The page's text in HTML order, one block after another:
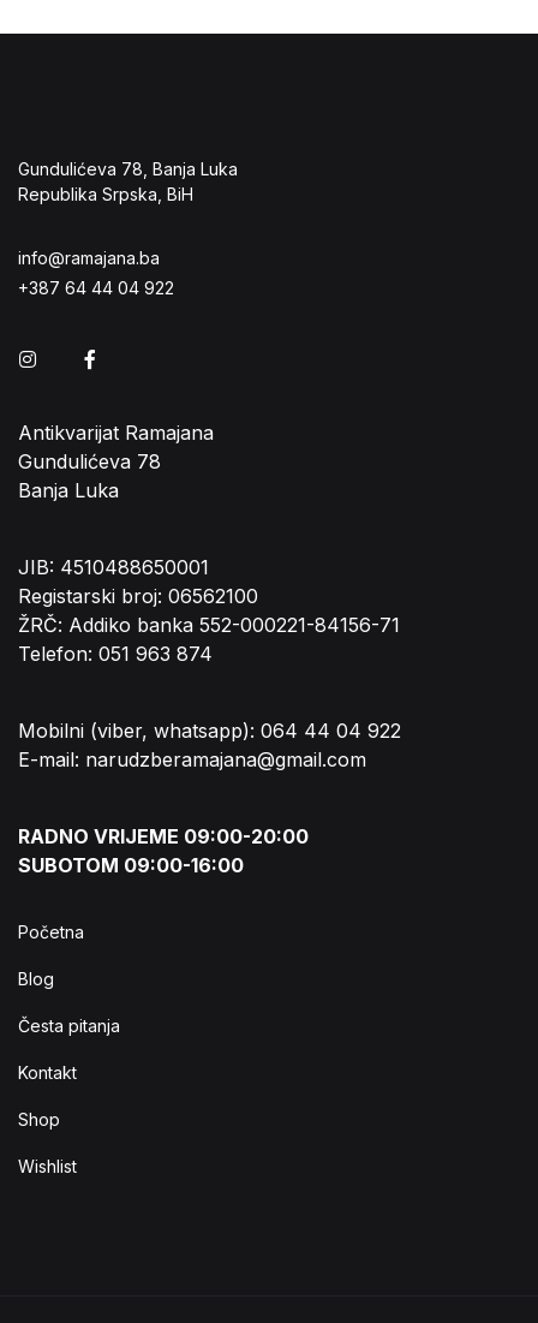
Gundulićeva 78, Banja Luka
Republika Srpska, BiH
info@ramajana.ba
+387 64 44 04 922
Instagram
Antikvarijat Ramajana
Gundulićeva 78
Banja Luka
JIB: 4510488650001
Registarski broj: 06562100
ŽRČ: Addiko banka 552-000221-84156-71
Telefon: 051 963 874
Mobilni (viber, whatsapp): 064 44 04 922
E-mail: narudzberamajana@gmail.com
RADNO VRIJEME 09:00-20:00
SUBOTOM 09:00-16:00
Početna
Blog
Česta pitanja
Kontakt
Shop
Wishlist